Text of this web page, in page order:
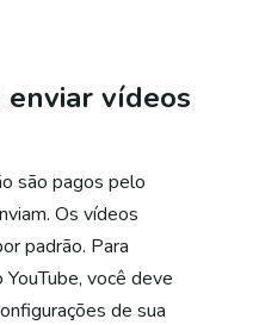
enviar vídeos
são pagos pelo
Os vídeos
padrão. Para
você deve
de sua